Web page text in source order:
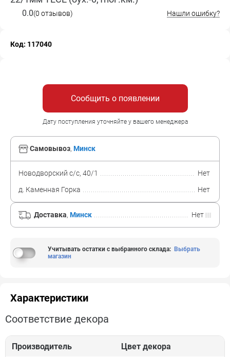
0.0(0 отзывов) Нашли ошибку?
Код: 117040
Сообщить о появлении
Дату поступления уточняйте у вашего менеджера
Самовывоз, Минск
Новодворский с/с, 40/1
Нет
д. Каменная Горка
Нет
Доставка, Минск Нет
Учитывать остатки с выбранного склада: Выбрать
магазин
Характеристики
Соответствие декора
Производитель Цвет декора